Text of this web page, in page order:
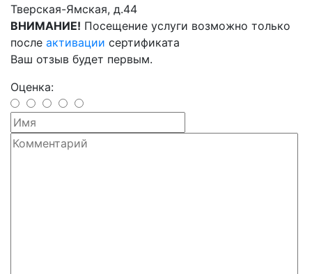
Тверская-Ямская, д.44
ВНИМАНИЕ! Посещение услуги возможно только
после активации сертификата
Ваш отзыв будет первым.
Оценка: